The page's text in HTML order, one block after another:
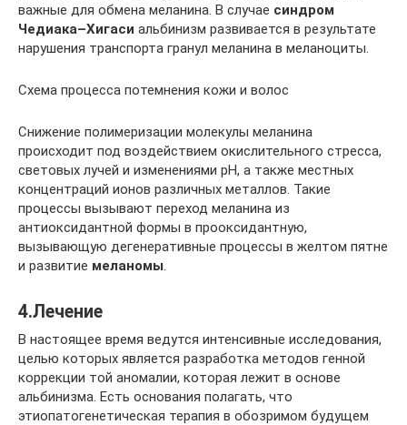
важные для обмена меланина. В случае синдром
Чедиака–Хигаси альбинизм развивается в результате
нарушения транспорта гранул меланина в меланоциты.
Схема процесса потемнения кожи и волос
Снижение полимеризации молекулы меланина
происходит под воздействием окислительного стресса,
световых лучей и изменениями pH, а также местных
концентраций ионов различных металлов. Такие
процессы вызывают переход меланина из
антиоксидантной формы в прооксидантную,
вызывающую дегенеративные процессы в желтом пятне
и развитие меланомы
4.Лечение
В настоящее время ведутся интенсивные исследования,
целью которых является разработка методов генной
коррекции той аномалии, которая лежит в основе
альбинизма. Есть основания полагать, что
этиопатогенетическая терапия в обозримом будущем